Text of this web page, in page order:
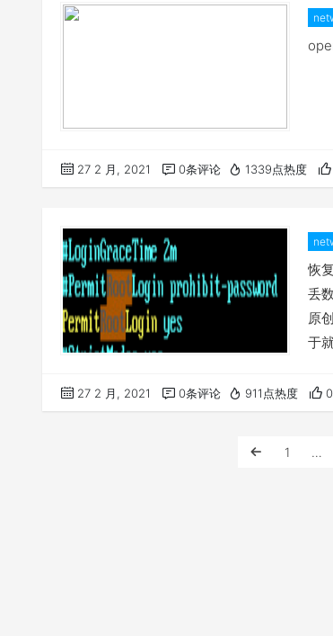
27 2 月, 2021 0条评论 1339点热度
恢
丢
原
于
写
27 2 月, 2021 0条评论 911点热度
1 …